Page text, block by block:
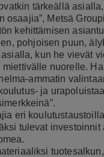
tärkeällä
Metsä
kehittämisen
pohjoisen puun,
kun he vievät
nuorelle.
ammatin
ja
eri
tulevat